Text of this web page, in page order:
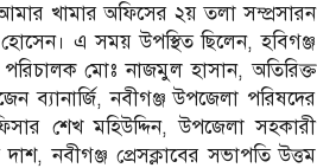
খামার অফিসের ২য় তলা সম্প্রসারন
এ সময় উপস্থিত ছিলেন, হবিগঞ্জ
পরিচালক মোঃ নাজমুল হাসান, অতিরিক্ত
ব্যানার্জি, নবীগঞ্জ উপজেলা পরিষদের
শেখ মহিউদ্দিন, উপজেলা সহকারী
নবীগঞ্জ প্রেসক্লাবের সভাপতি উত্তম